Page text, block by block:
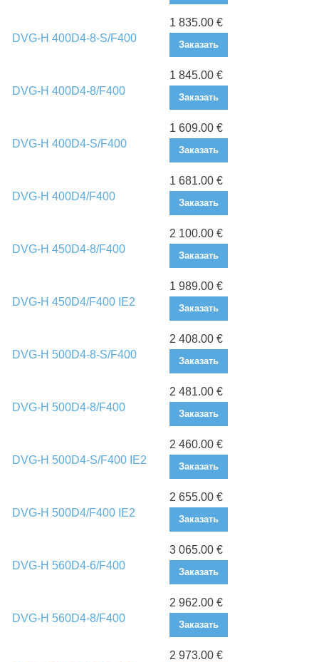
DVG-H 400D4-8-S/F400
1 835.00 €
Заказать
DVG-H 400D4-8/F400
1 845.00 €
Заказать
DVG-H 400D4-S/F400
1 609.00 €
Заказать
DVG-H 400D4/F400
1 681.00 €
Заказать
DVG-H 450D4-8/F400
2 100.00 €
Заказать
DVG-H 450D4/F400 IE2
1 989.00 €
Заказать
DVG-H 500D4-8-S/F400
2 408.00 €
Заказать
DVG-H 500D4-8/F400
2 481.00 €
Заказать
DVG-H 500D4-S/F400 IE2
2 460.00 €
Заказать
DVG-H 500D4/F400 IE2
2 655.00 €
Заказать
DVG-H 560D4-6/F400
3 065.00 €
Заказать
DVG-H 560D4-8/F400
2 962.00 €
Заказать
2 973.00 €